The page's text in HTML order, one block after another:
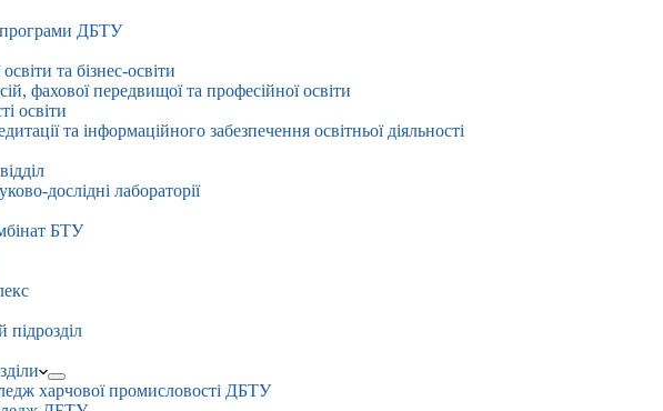
програми ДБТУ
та бізнес-освіти
фахової передвищої та професійної освіти
освіти
та інформаційного забезпечення освітньої діяльності
дослідні лабораторії
БТУ
підрозділ
харчової промисловості ДБТУ